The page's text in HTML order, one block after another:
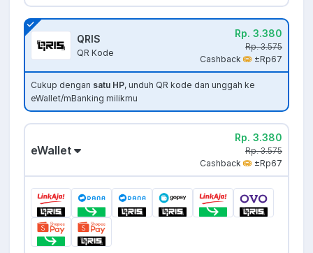
QRIS
QR Kode
Rp. 3.380
Rp. 3.575
Cashback
±Rp67
Cukup dengan satu HP, unduh QR kode dan unggah ke
eWallet/mBanking milikmu
eWallet
Rp. 3.380
Rp. 3.575
Cashback
±Rp67